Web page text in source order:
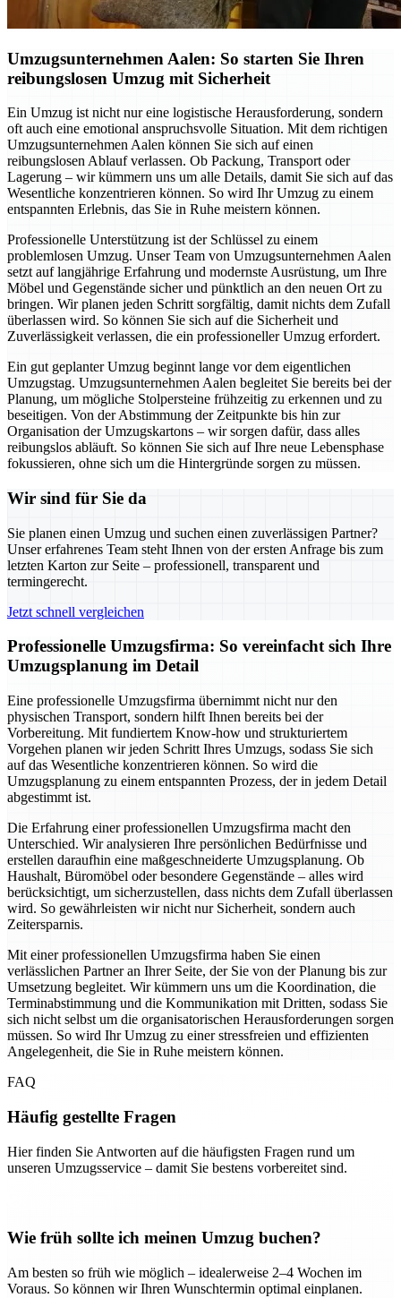
Umzugsunternehmen Aalen: So starten Sie Ihren
reibungslosen Umzug mit Sicherheit
Ein Umzug ist nicht nur eine logistische Herausforderung, sondern
oft auch eine emotional anspruchsvolle Situation. Mit dem richtigen
Umzugsunternehmen Aalen können Sie sich auf einen
reibungslosen Ablauf verlassen. Ob Packung, Transport oder
Lagerung – wir kümmern uns um alle Details, damit Sie sich auf das
Wesentliche konzentrieren können. So wird Ihr Umzug zu einem
entspannten Erlebnis, das Sie in Ruhe meistern können.
Professionelle Unterstützung ist der Schlüssel zu einem
problemlosen Umzug. Unser Team von Umzugsunternehmen Aalen
setzt auf langjährige Erfahrung und modernste Ausrüstung, um Ihre
Möbel und Gegenstände sicher und pünktlich an den neuen Ort zu
bringen. Wir planen jeden Schritt sorgfältig, damit nichts dem Zufall
überlassen wird. So können Sie sich auf die Sicherheit und
Zuverlässigkeit verlassen, die ein professioneller Umzug erfordert.
Ein gut geplanter Umzug beginnt lange vor dem eigentlichen
Umzugstag. Umzugsunternehmen Aalen begleitet Sie bereits bei der
Planung, um mögliche Stolpersteine frühzeitig zu erkennen und zu
beseitigen. Von der Abstimmung der Zeitpunkte bis hin zur
Organisation der Umzugskartons – wir sorgen dafür, dass alles
reibungslos abläuft. So können Sie sich auf Ihre neue Lebensphase
fokussieren, ohne sich um die Hintergründe sorgen zu müssen.
Wir sind für Sie da
Sie planen einen Umzug und suchen einen zuverlässigen Partner?
Unser erfahrenes Team steht Ihnen von der ersten Anfrage bis zum
letzten Karton zur Seite – professionell, transparent und
termingerecht.
Jetzt schnell vergleichen
Professionelle Umzugsfirma: So vereinfacht sich Ihre
Umzugsplanung im Detail
Eine professionelle Umzugsfirma übernimmt nicht nur den
physischen Transport, sondern hilft Ihnen bereits bei der
Vorbereitung. Mit fundiertem Know-how und strukturiertem
Vorgehen planen wir jeden Schritt Ihres Umzugs, sodass Sie sich
auf das Wesentliche konzentrieren können. So wird die
Umzugsplanung zu einem entspannten Prozess, der in jedem Detail
abgestimmt ist.
Die Erfahrung einer professionellen Umzugsfirma macht den
Unterschied. Wir analysieren Ihre persönlichen Bedürfnisse und
erstellen daraufhin eine maßgeschneiderte Umzugsplanung. Ob
Haushalt, Büromöbel oder besondere Gegenstände – alles wird
berücksichtigt, um sicherzustellen, dass nichts dem Zufall überlassen
wird. So gewährleisten wir nicht nur Sicherheit, sondern auch
Zeitersparnis.
Mit einer professionellen Umzugsfirma haben Sie einen
verlässlichen Partner an Ihrer Seite, der Sie von der Planung bis zur
Umsetzung begleitet. Wir kümmern uns um die Koordination, die
Terminabstimmung und die Kommunikation mit Dritten, sodass Sie
sich nicht selbst um die organisatorischen Herausforderungen sorgen
müssen. So wird Ihr Umzug zu einer stressfreien und effizienten
Angelegenheit, die Sie in Ruhe meistern können.
FAQ
Häufig gestellte Fragen
Hier finden Sie Antworten auf die häufigsten Fragen rund um
unseren Umzugsservice – damit Sie bestens vorbereitet sind.
Wie früh sollte ich meinen Umzug buchen?
Am besten so früh wie möglich – idealerweise 2–4 Wochen im
Voraus. So können wir Ihren Wunschtermin optimal einplanen.